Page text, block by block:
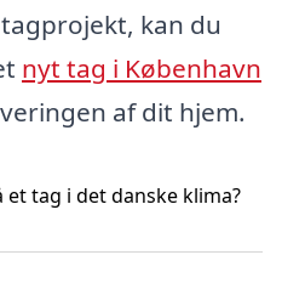
kan du
nyt tag i København
af dit hjem.
tag i det danske klima?